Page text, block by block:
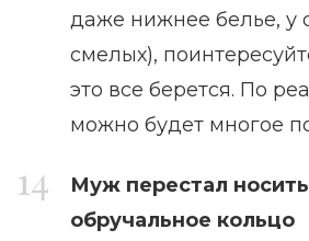
даже нижнее белье, у
смелых),
это все берется. По
можно будет многое
Муж перестал носить
обручальное кольцо